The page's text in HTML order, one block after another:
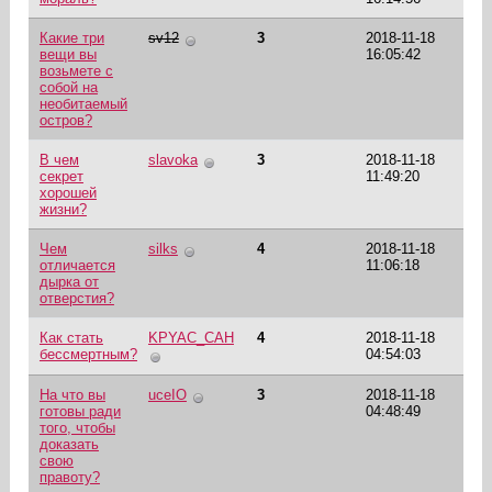
Какие три
вещи вы
возьмете с
собой на
необитаемый
остров?
sv12 3
2018-11-18
16:05:42
В чем
секрет
хорошей
жизни?
slavoka 3
2018-11-18
11:49:20
Чем
отличается
дырка от
отверстия?
silks 4
2018-11-18
11:06:18
Как стать
бессмертным?
KPYAC_CAH 4
2018-11-18
04:54:03
На что вы
готовы ради
того, чтобы
доказать
свою
правоту?
uceIO 3
2018-11-18
04:48:49